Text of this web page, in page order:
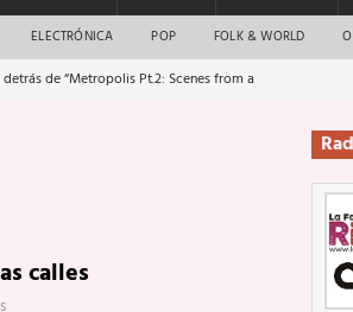
ELECTRÓNICA POP FOLK & WORLD
de “Metropolis Pt.2: Scenes from a
calles